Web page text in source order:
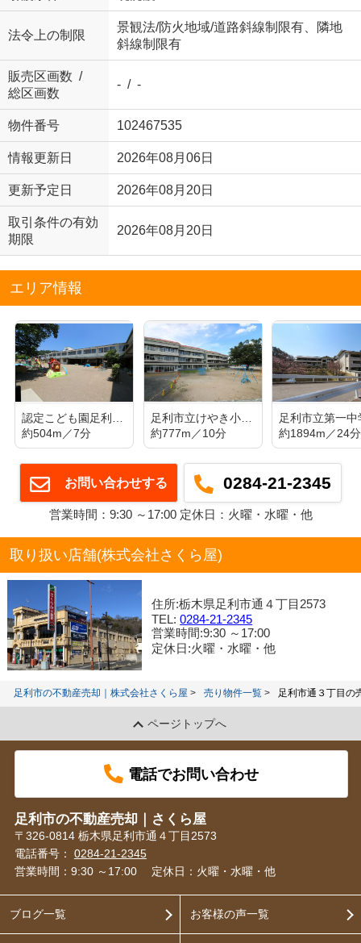
法令上の制限
景観法/防火地域/道路斜線制限有、隣地
斜線制限有
販売区画数 /
総区画数
- / -
物件番号 102467535
情報更新日 2026年08月06日
更新予定日 2026年08月20日
取引条件の有効
期限
2026年08月20日
エリア情報
認定こども園足利幼稚園
約504m／7分
足利市立けやき小学校
約777m／10分
足利市立第一中
約1894m／24分
お問い合わせする 0284-21-2345
営業時間：9:30 ～17:00 定休日：火曜・水曜・他
取り扱い店舗(株式会社さくら屋)
住所:栃木県足利市通４丁目2573
TEL:0284-21-2345
営業時間:9:30 ～17:00
定休日:火曜・水曜・他
足利市の不動産売却｜株式会社さくら屋 売り物件一覧 足利市通３丁目の
ページトップへ
電話でお問い合わせ
足利市の不動産売却｜さくら屋
〒326-0814 栃木県足利市通４丁目2573
電話番号： 0284-21-2345
営業時間：9:30 ～17:00
定休日：火曜・水曜・他
ブログ一覧 お客様の声一覧